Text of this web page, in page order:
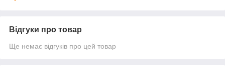
Відгуки про товар
Ще немає відгуків про цей товар